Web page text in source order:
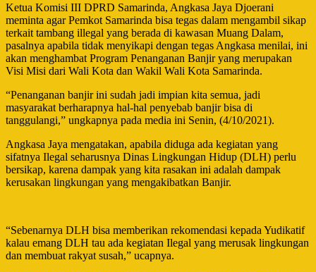
Ketua Komisi III DPRD Samarinda, Angkasa Jaya Djoerani
meminta agar Pemkot Samarinda bisa tegas dalam mengambil sikap
terkait tambang illegal yang berada di kawasan Muang Dalam,
pasalnya apabila tidak menyikapi dengan tegas Angkasa menilai, ini
akan menghambat Program Penanganan Banjir yang merupakan
Visi Misi dari Wali Kota dan Wakil Wali Kota Samarinda.
“Penanganan banjir ini sudah jadi impian kita semua, jadi
masyarakat berharapnya hal-hal penyebab banjir bisa di
tanggulangi,” ungkapnya pada media ini Senin, (4/10/2021).
Angkasa Jaya mengatakan, apabila diduga ada kegiatan yang
sifatnya Ilegal seharusnya Dinas Lingkungan Hidup (DLH) perlu
bersikap, karena dampak yang kita rasakan ini adalah dampak
kerusakan lingkungan yang mengakibatkan Banjir.
“Sebenarnya DLH bisa memberikan rekomendasi kepada Yudikatif
kalau emang DLH tau ada kegiatan Ilegal yang merusak lingkungan
dan membuat rakyat susah,” ucapnya.